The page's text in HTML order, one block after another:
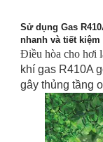
Sử dụng Gas
nhanh và tiết kiệm
Điều hòa cho hơi
khí gas R410A
gây thủng tầng